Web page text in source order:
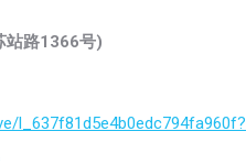
站路1366号)
l_637f81d5e4b0edc794fa960f?